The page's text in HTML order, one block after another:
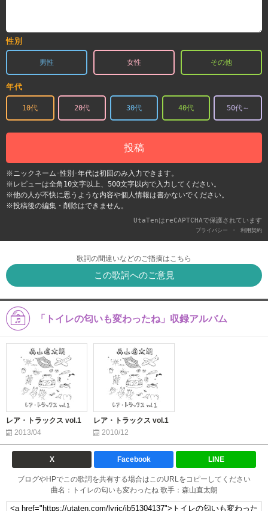
性別
男性 女性 その他
年代
10代 20代 30代 40代 50代～
投稿
※ニックネーム･性別･年代は初回のみ入力できます。
※レビューは全角10文字以上、500文字以内で入力してください。
※他の人が不快に思うような内容や個人情報は書かないでください。
※投稿後の編集・削除はできません。
UtaTenはreCAPTCHAで保護されています
プライバシー - 利用契約
歌詞の間違いなどのご指摘はこちら
この歌詞へのご意見
「トイレの匂いも変わったね」収録アルバム
レア・トラックス vol.1
2013/04
レア・トラックス vol.1
2010/12
X Facebook LINE
ブログやHPでこの歌詞を共有する場合はこのURLをコピーしてください
曲名：トイレの匂いも変わったね 歌手：森山直太朗